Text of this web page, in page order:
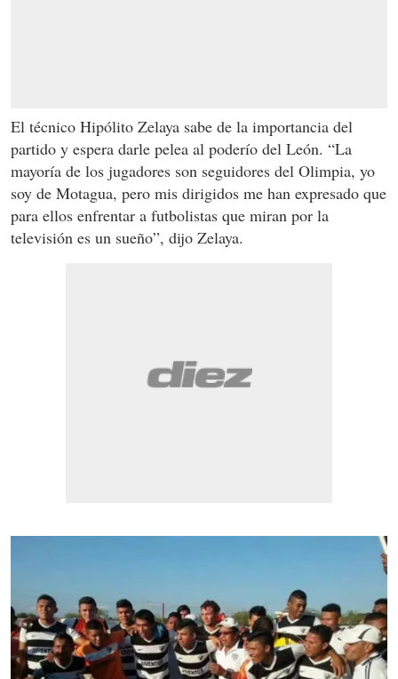
El técnico Hipólito Zelaya sabe de la importancia del
partido y espera darle pelea al poderío del León. “La
mayoría de los jugadores son seguidores del Olimpia, yo
soy de Motagua, pero mis dirigidos me han expresado que
para ellos enfrentar a futbolistas que miran por la
televisión es un sueño”, dijo Zelaya.